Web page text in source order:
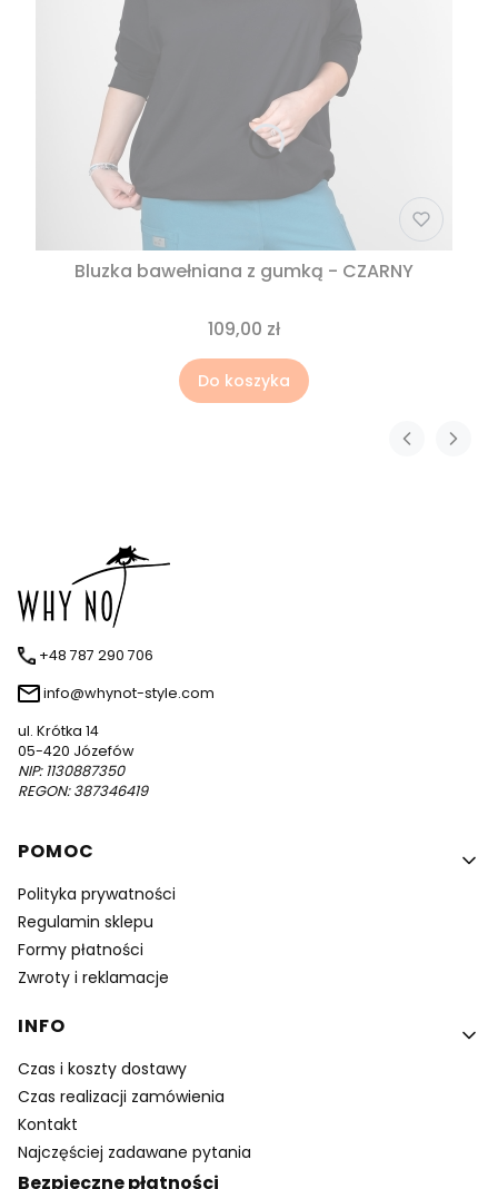
Bluzka bawełniana z gumką - CZARNY
109,00 zł
Do koszyka
+48 787 290 706
info@whynot-style.com
ul. Krótka 14
05-420 Józefów
NIP: 1130887350
REGON: 387346419
Linki w stopce
POMOC
Polityka prywatności
Regulamin sklepu
Formy płatności
Zwroty i reklamacje
INFO
Czas i koszty dostawy
Czas realizacji zamówienia
Kontakt
Najczęściej zadawane pytania
Bezpieczne płatności